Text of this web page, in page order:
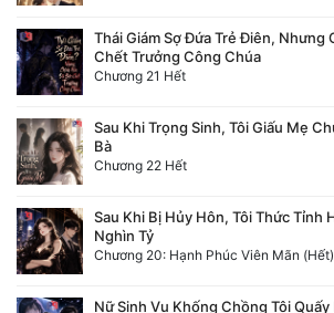
Cơ Trí
Sát Phạt Quyết Đoán
Vô Sỉ
Điềm Đạm
Thái Giám Sợ Đứa Trẻ Điên, Nhưng
Chết Trưởng Công Chúa
Chương 21 Hết
Sau Khi Trọng Sinh, Tôi Giấu Mẹ
Bà
Chương 22 Hết
Sau Khi Bị Hủy Hôn, Tôi Thức Tỉnh
Nghìn Tỷ
Chương 20: Hạnh Phúc Viên Mãn (Hết)
Nữ Sinh Vu Khống Chồng Tôi Quấy